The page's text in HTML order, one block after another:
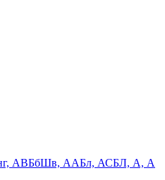
АВБбШв, ААБл, АСБЛ, А, А